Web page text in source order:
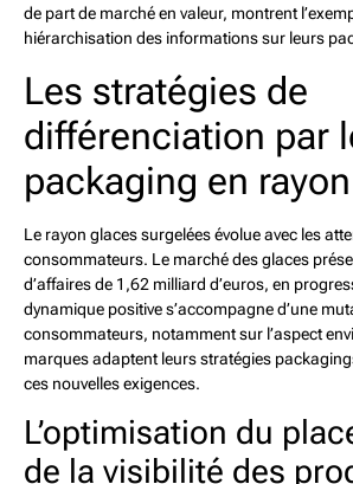
de part de marché en valeur, montrent
hiérarchisation des informations sur leurs
Les stratégies de
différenciation par
packaging en rayon
Le rayon glaces surgelées évolue avec les
consommateurs. Le marché des glaces
d’affaires de 1,62 milliard d’euros, en
dynamique positive s’accompagne d’une
consommateurs, notamment sur l’aspect
marques adaptent leurs stratégies
ces nouvelles exigences.
L’optimisation du
de la visibilité des